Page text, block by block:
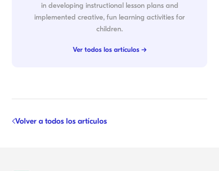
in developing instructional lesson plans and
implemented creative, fun learning activities for
children.
Ver todos los artículos →
Volver a todos los artículos